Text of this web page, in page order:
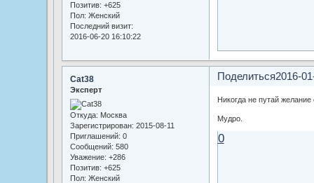
Позитив: +625
Пол: Женский
Последний визит:
2016-06-20 16:10:22
Поделиться2016-
Cat38
Эксперт
Откуда: Москва
Зарегистрирован: 2015-08-11
Приглашений: 0
Сообщений: 580
Уважение: +286
Позитив: +625
Пол: Женский
Никогда не путай
Мудро.
0